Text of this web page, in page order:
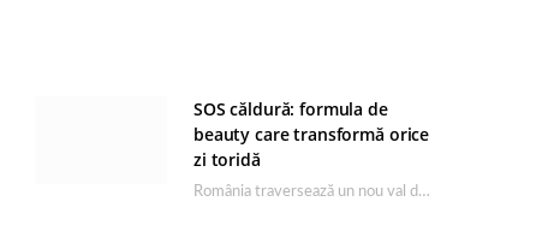
SOS căldură: formula de
beauty care transformă orice
zi toridă
România traversează un nou val de căldură, iar rutina de îngrijire capătă un rol esențial…